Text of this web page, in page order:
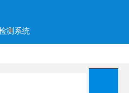
测系统